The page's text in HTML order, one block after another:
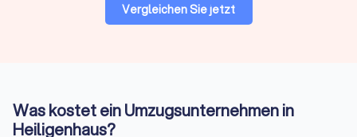
Stundenlohn bei kleinen oder variablen Umzügen.
Vergleichen Sie jetzt
Was kostet ein Umzugsunternehmen in
Heiligenhaus?